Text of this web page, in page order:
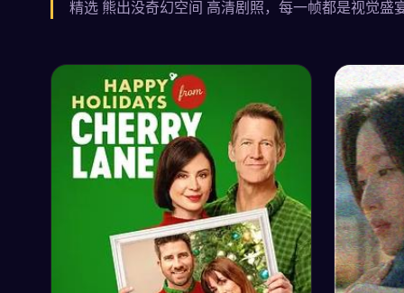
精选 熊出没奇幻空间 高清剧照，每一帧都是视觉盛